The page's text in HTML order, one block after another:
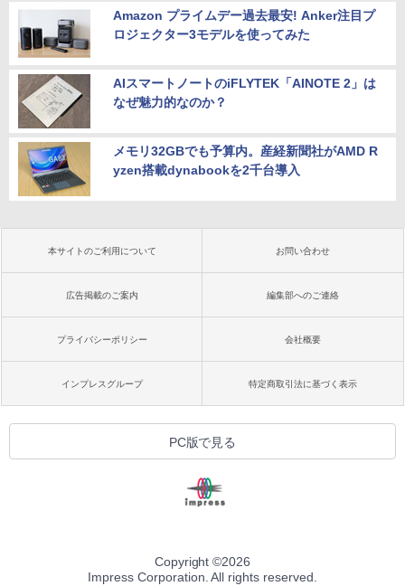
Amazon プライムデー過去最安! Anker注目プ
ロジェクター3モデルを使ってみた
AIスマートノートのiFLYTEK「AINOTE 2」は
なぜ魅力的なのか？
メモリ32GBでも予算内。産経新聞社がAMD R
yzen搭載dynabookを2千台導入
本サイトのご利用について お問い合わせ
広告掲載のご案内 編集部へのご連絡
プライバシーポリシー 会社概要
インプレスグループ 特定商取引法に基づく表示
PC版で見る
Copyright ©2026
Impress Corporation. All rights reserved.